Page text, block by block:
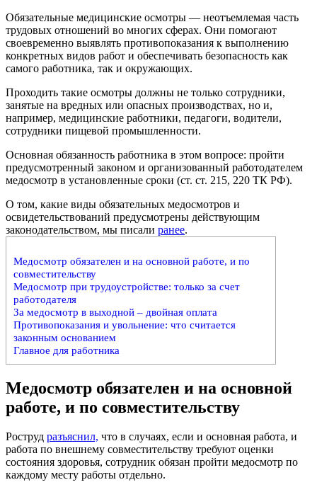
Обязательные медицинские осмотры — неотъемлемая часть
трудовых отношений во многих сферах. Они помогают
своевременно выявлять противопоказания к выполнению
конкретных видов работ и обеспечивать безопасность как
самого работника, так и окружающих.
Проходить такие осмотры должны не только сотрудники,
занятые на вредных или опасных производствах, но и,
например, медицинские работники, педагоги, водители,
сотрудники пищевой промышленности.
Основная обязанность работника в этом вопросе: пройти
предусмотренный законом и организованный работодателем
медосмотр в установленные сроки (ст. ст. 215, 220 ТК РФ).
О том, какие виды обязательных медосмотров и
освидетельствований предусмотрены действующим
законодательством, мы писали ранее.
Медосмотр обязателен и на основной работе, и по
совместительству
Медосмотр при трудоустройстве: только за счет
работодателя
За медосмотр в выходной – двойная оплата
Противопоказания и увольнение: что считается
законным основанием
Главное для работника
Медосмотр обязателен и на основной
работе, и по совместительству
Роструд разъяснил, что в случаях, если и основная работа, и
работа по внешнему совместительству требуют оценки
состояния здоровья, сотрудник обязан пройти медосмотр по
каждому месту работы отдельно.